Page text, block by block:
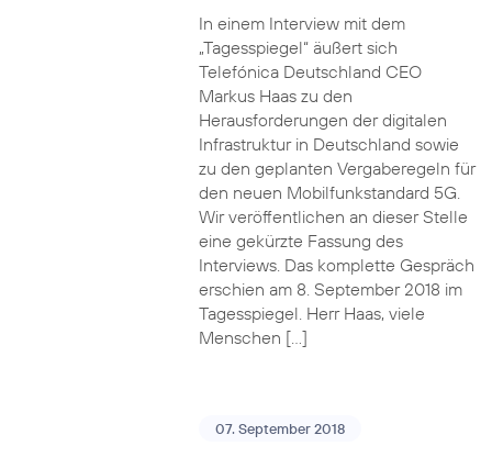
In einem Interview mit dem
„Tagesspiegel“ äußert sich
Telefónica Deutschland CEO
Markus Haas zu den
Herausforderungen der digitalen
Infrastruktur in Deutschland sowie
zu den geplanten Vergaberegeln für
den neuen Mobilfunkstandard 5G.
Wir veröffentlichen an dieser Stelle
eine gekürzte Fassung des
Interviews. Das komplette Gespräch
erschien am 8. September 2018 im
Tagesspiegel. Herr Haas, viele
Menschen […]
07. September 2018